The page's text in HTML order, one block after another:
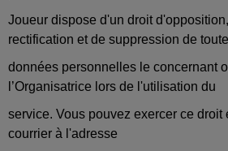
Joueur dispose d'un droit
rectification et de suppression de
données personnelles le concernant
l’Organisatrice lors de l'utilisation du
service. Vous pouvez exercer ce droit
courrier à l'adresse